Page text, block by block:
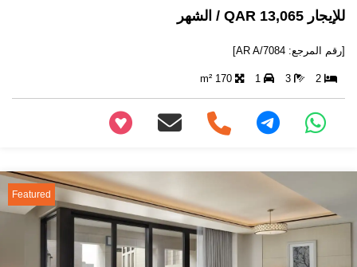
للإيجار 13,065 QAR / الشهر
[رقم المرجع: AR A/7084]
2
3
1
170 m²
Featured